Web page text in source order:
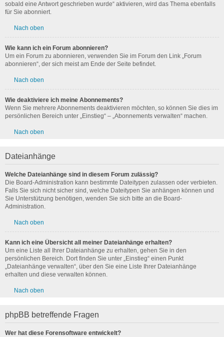
sobald eine Antwort geschrieben wurde“ aktivieren, wird das Thema ebenfalls
für Sie abonniert.
Nach oben
Wie kann ich ein Forum abonnieren?
Um ein Forum zu abonnieren, verwenden Sie im Forum den Link „Forum
abonnieren“, der sich meist am Ende der Seite befindet.
Nach oben
Wie deaktiviere ich meine Abonnements?
Wenn Sie mehrere Abonnements deaktivieren möchten, so können Sie dies im
persönlichen Bereich unter „Einstieg“ – „Abonnements verwalten“ machen.
Nach oben
Dateianhänge
Welche Dateianhänge sind in diesem Forum zulässig?
Die Board-Administration kann bestimmte Dateitypen zulassen oder verbieten.
Falls Sie sich nicht sicher sind, welche Dateitypen Sie anhängen können und
Sie Unterstützung benötigen, wenden Sie sich bitte an die Board-
Administration.
Nach oben
Kann ich eine Übersicht all meiner Dateianhänge erhalten?
Um eine Liste all Ihrer Dateianhänge zu erhalten, gehen Sie in den
persönlichen Bereich. Dort finden Sie unter „Einstieg“ einen Punkt
„Dateianhänge verwalten“, über den Sie eine Liste Ihrer Dateianhänge
erhalten und diese verwalten können.
Nach oben
phpBB betreffende Fragen
Wer hat diese Forensoftware entwickelt?